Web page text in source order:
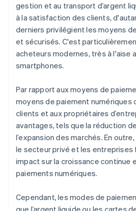
gestion et au transport d’argent
à la satisfaction des clients,
derniers privilégient les moyens
et sécurisés. C'est
acheteurs modernes, très à l'aise
smartphones.
Par rapport aux moyens de
moyens de paiement numériques
clients et aux propriétaires
avantages, tels que la réduction
l’expansion des marchés. En
le secteur privé et les entreprises
impact sur la croissance continue
paiements numériques.
Cependant, les modes de